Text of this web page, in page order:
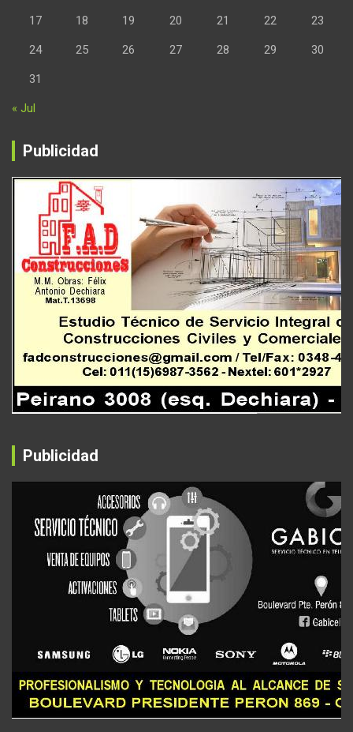
17 18 19 20 21 22 23
24 25 26 27 28 29 30
31
« Jul
Publicidad
Publicidad